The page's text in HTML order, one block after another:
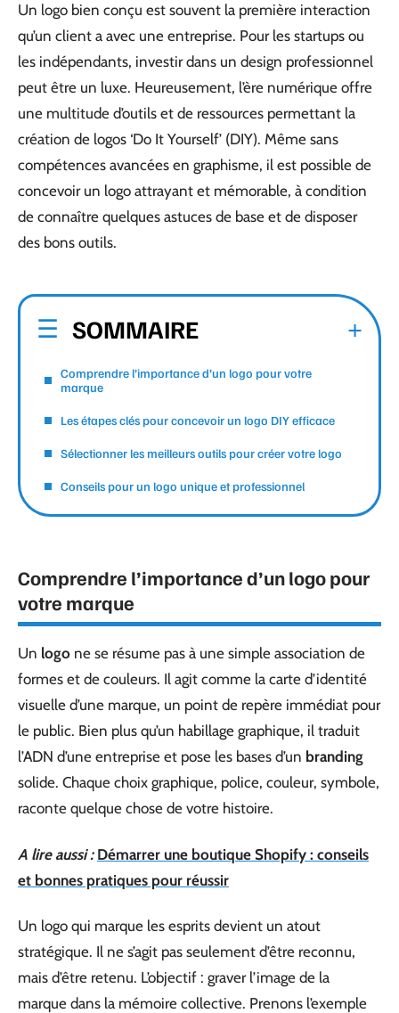
Un logo bien conçu est souvent la première interaction
qu’un client a avec une entreprise. Pour les startups ou
les indépendants, investir dans un design professionnel
peut être un luxe. Heureusement, l’ère numérique offre
une multitude d’outils et de ressources permettant la
création de logos ‘Do It Yourself’ (DIY). Même sans
compétences avancées en graphisme, il est possible de
concevoir un logo attrayant et mémorable, à condition
de connaître quelques astuces de base et de disposer
des bons outils.
SOMMAIRE
Comprendre l’importance d’un logo pour votre
marque
Les étapes clés pour concevoir un logo DIY efficace
Sélectionner les meilleurs outils pour créer votre logo
Conseils pour un logo unique et professionnel
Comprendre l’importance d’un logo pour
votre marque
Un logo ne se résume pas à une simple association de
formes et de couleurs. Il agit comme la carte d’identité
visuelle d’une marque, un point de repère immédiat pour
le public. Bien plus qu’un habillage graphique, il traduit
l’ADN d’une entreprise et pose les bases d’un branding
solide. Chaque choix graphique, police, couleur, symbole,
raconte quelque chose de votre histoire.
A lire aussi : Démarrer une boutique Shopify : conseils
et bonnes pratiques pour réussir
Un logo qui marque les esprits devient un atout
stratégique. Il ne s’agit pas seulement d’être reconnu,
mais d’être retenu. L’objectif : graver l’image de la
marque dans la mémoire collective. Prenons l’exemple